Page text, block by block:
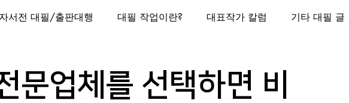
자서전 대필/출판대행 대필 작업이란? 대표작가 칼럼 기타 대필 글
서 제작대행
문업체를 선택하면 비